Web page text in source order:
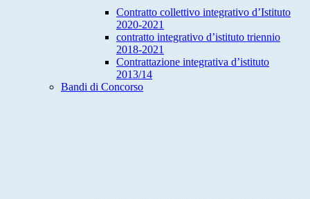
Contratto collettivo integrativo d’Istituto
2020-2021
contratto integrativo d’istituto triennio
2018-2021
Contrattazione integrativa d’istituto
2013/14
Bandi di Concorso